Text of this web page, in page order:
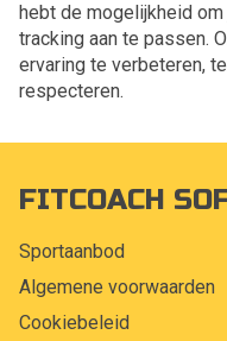
hebt de mogelijkheid
tracking aan te passen.
ervaring te verbeteren,
respecteren.
FITCOACH
Sportaanbod
Algemene voorwaarden
Cookiebeleid